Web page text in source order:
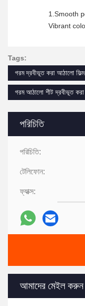
পরিচিতি
পরিচিতি:
টেলিফোন:
ফ্যাক্স:
আমাদের মেইল ​​করুন
1.Smooth
Vibrant
Tags:
গরম দ্রবীভূত করা আঠালো ফিল্ম
গরম আঠালো শীট দ্রবীভূত করা